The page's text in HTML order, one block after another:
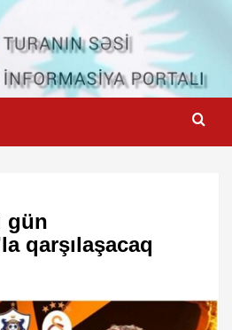
gün
qarşılaşacaq